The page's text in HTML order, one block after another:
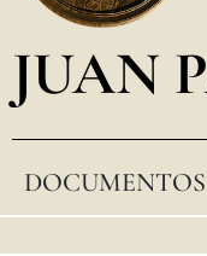
JUAN
DOCUMENTOS